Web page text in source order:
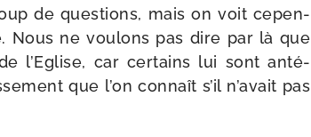
de ques­tions, mais on voit cepen­
Nous ne vou­lons pas dire par là que
l’Eglise, car cer­tains lui sont anté­
que l’on connaît s’il n’a­vait pas